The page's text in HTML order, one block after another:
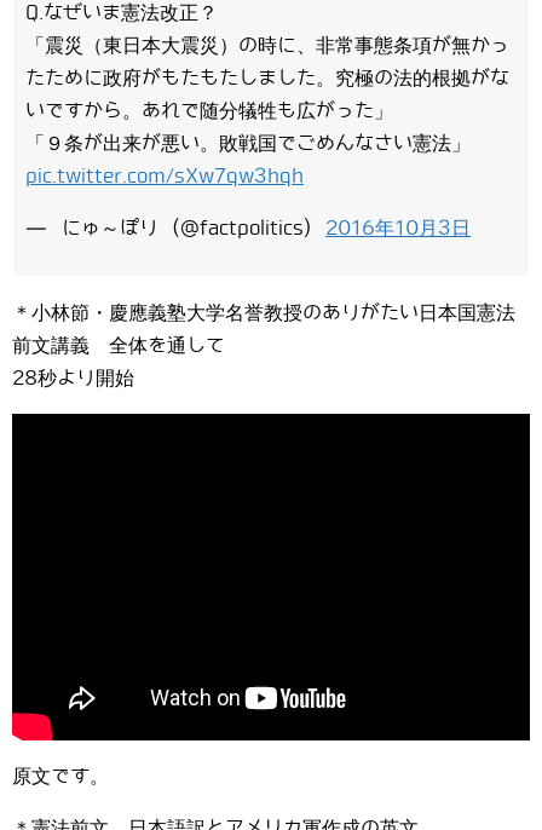
Q.なぜいま憲法改正？
「震災（東日本大震災）の時に、非常事態条項が無かっ
たために政府がもたもたしました。究極の法的根拠がな
いですから。あれで随分犠牲も広がった」
「９条が出来が悪い。敗戦国でごめんなさい憲法」
pic.twitter.com/sXw7qw3hqh
— にゅ～ぽり (@factpolitics) 2016年10月3日
＊小林節・慶應義塾大学名誉教授のありがたい日本国憲法
前文講義 全体を通して
28秒より開始
原文です。